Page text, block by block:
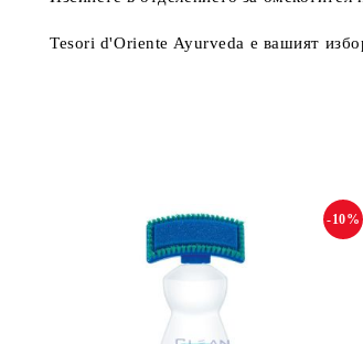
Tesori d'Oriente Ayurveda е вашият
-10%